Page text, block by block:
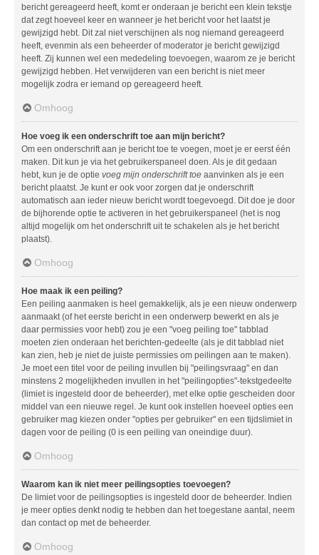
bericht gereageerd heeft, komt er onderaan je bericht een klein tekstje
dat zegt hoeveel keer en wanneer je het bericht voor het laatst je
gewijzigd hebt. Dit zal niet verschijnen als nog niemand gereageerd
heeft, evenmin als een beheerder of moderator je bericht gewijzigd
heeft. Zij kunnen wel een mededeling toevoegen, waarom ze je bericht
gewijzigd hebben. Het verwijderen van een bericht is niet meer
mogelijk zodra er iemand op gereageerd heeft.
Omhoog
Hoe voeg ik een onderschrift toe aan mijn bericht?
Om een onderschrift aan je bericht toe te voegen, moet je er eerst één
maken. Dit kun je via het gebruikerspaneel doen. Als je dit gedaan
hebt, kun je de optie voeg mijn onderschrift toe aanvinken als je een
bericht plaatst. Je kunt er ook voor zorgen dat je onderschrift
automatisch aan ieder nieuw bericht wordt toegevoegd. Dit doe je door
de bijhorende optie te activeren in het gebruikerspaneel (het is nog
altijd mogelijk om het onderschrift uit te schakelen als je het bericht
plaatst).
Omhoog
Hoe maak ik een peiling?
Een peiling aanmaken is heel gemakkelijk, als je een nieuw onderwerp
aanmaakt (of het eerste bericht in een onderwerp bewerkt en als je
daar permissies voor hebt) zou je een "voeg peiling toe" tabblad
moeten zien onderaan het berichten-gedeelte (als je dit tabblad niet
kan zien, heb je niet de juiste permissies om peilingen aan te maken).
Je moet een titel voor de peiling invullen bij "peilingsvraag" en dan
minstens 2 mogelijkheden invullen in het "peilingopties"-tekstgedeelte
(limiet is ingesteld door de beheerder), met elke optie gescheiden door
middel van een nieuwe regel. Je kunt ook instellen hoeveel opties een
gebruiker mag kiezen onder "opties per gebruiker" en een tijdslimiet in
dagen voor de peiling (0 is een peiling van oneindige duur).
Omhoog
Waarom kan ik niet meer peilingsopties toevoegen?
De limiet voor de peilingsopties is ingesteld door de beheerder. Indien
je meer opties denkt nodig te hebben dan het toegestane aantal, neem
dan contact op met de beheerder.
Omhoog